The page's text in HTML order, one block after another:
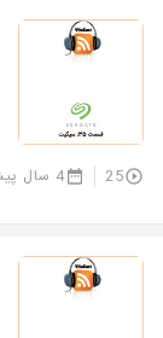
25 4 سال پیش